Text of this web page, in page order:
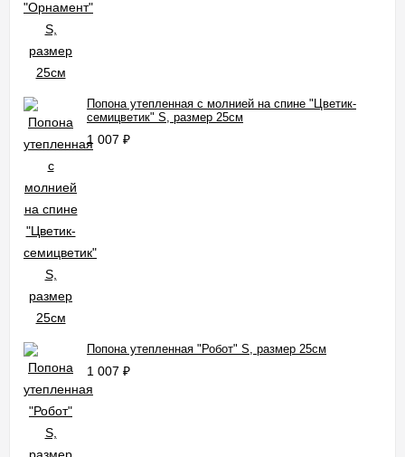
Попона утепленная с молнией на спине "Цветик-
семицветик" S, размер 25см
1 007 ₽
Попона утепленная "Робот" S, размер 25см
1 007 ₽